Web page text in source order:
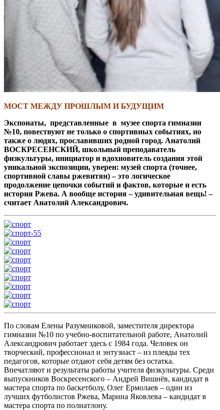
МОСТ МЕЖДУ ПРОШЛЫМ И БУДУЩИМ
Экспонаты, представленные в музее спорта гимназии
№10, повествуют не только о спортивных событиях, но
также о людях, прославивших родной город. Анатолий
ВОСКРЕСЕНСКИЙ, школьный преподаватель
физкультуры, инициатор и вдохновитель создания этой
уникальной экспозиции, уверен: музей спорта (точнее,
спортивной славы ржевитян) – это логическое
продолжение цепочки событий и фактов, которые и есть
история Ржева. А вообще история – удивительная вещь! –
считает Анатолий Александрович.
По словам Елены Разумниковой, заместителя директора
гимназии №10 по учебно-воспитательной работе, Анатолий
Александрович работает здесь с 1984 года. Человек он
творческий, профессионал и энтузиаст – из плеяды тех
педагогов, которые отдают себя детям без остатка.
Впечатляют и результаты работы учителя физкультуры. Среди
выпускников Воскресенского – Андрей Вишнёв, кандидат в
мастера спорта по баскетболу, Олег Ермолаев – один из
лучших футболистов Ржева, Марина Яковлева – кандидат в
мастера спорта по полиатлону.